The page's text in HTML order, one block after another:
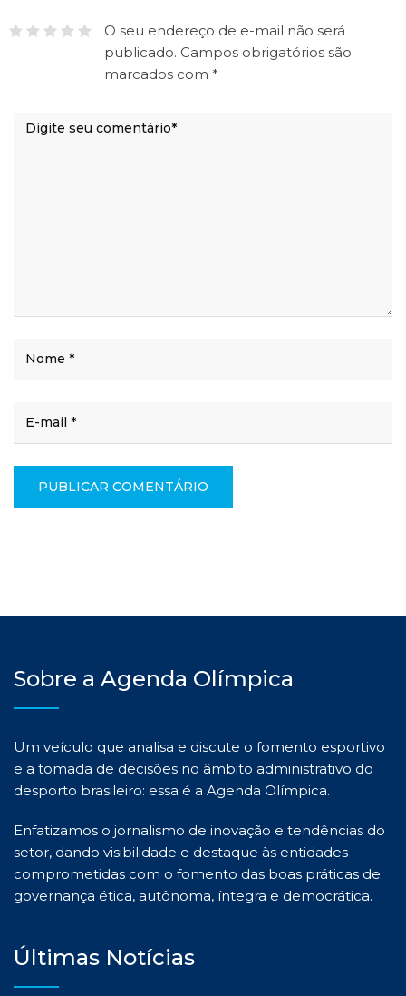
O seu endereço de e-mail não será
publicado. Campos obrigatórios são
marcados com *
Sobre a Agenda Olímpica
Um veículo que analisa e discute o fomento esportivo
e a tomada de decisões no âmbito administrativo do
desporto brasileiro: essa é a Agenda Olímpica.
Enfatizamos o jornalismo de inovação e tendências do
setor, dando visibilidade e destaque às entidades
comprometidas com o fomento das boas práticas de
governança ética, autônoma, íntegra e democrática.
Últimas Notícias